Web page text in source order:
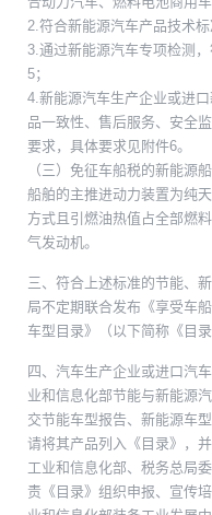
2.符合新能源汽车产品技术标
3.通过新能源汽车专项检测
5；
4.新能源汽车生产企业或进
品一致性、售后服务、安全
要求，具体要求见附件6。
（三）免征车船税的新能源
船舶的主推进动力装置为纯
方式且引燃油热值占全部燃
气发动机。
三、符合上述标准的节能、
局不定期联合发布《享受车
车型目录》（以下简称《目录
四、汽车生产企业或进口汽
业和信息化部节能与新能源
交节能车型报告、新能源车
请将其产品列入《目录》，
工业和信息化部、税务总局
责《目录》组织申报、宣传